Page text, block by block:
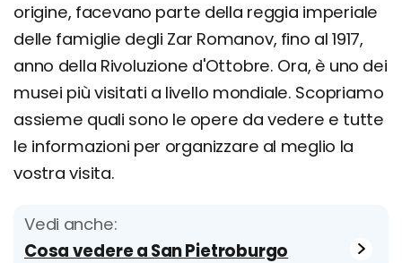
origine, facevano parte della reggia imperiale
delle famiglie degli Zar Romanov, fino al 1917,
anno della Rivoluzione d'Ottobre. Ora, è uno dei
musei più visitati a livello mondiale. Scopriamo
assieme quali sono le opere da vedere e tutte
le informazioni per organizzare al meglio la
vostra visita.
Vedi anche:
Cosa vedere a San Pietroburgo